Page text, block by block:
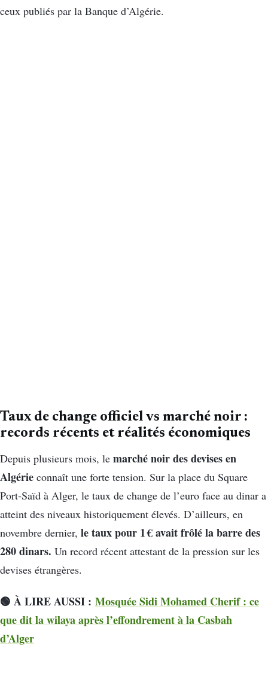
ceux publiés par la Banque d’Algérie.
Taux de change officiel vs marché noir :
records récents et réalités économiques
Depuis plusieurs mois, le marché noir des devises en
Algérie connaît une forte tension. Sur la place du Square
Port‑Saïd à Alger, le taux de change de l’euro face au dinar a
atteint des niveaux historiquement élevés. D’ailleurs, en
novembre dernier, le taux pour 1 € avait frôlé la barre des
280 dinars. Un record récent attestant de la pression sur les
devises étrangères.
🟢 À LIRE AUSSI : Mosquée Sidi Mohamed Cherif : ce
que dit la wilaya après l’effondrement à la Casbah
d’Alger